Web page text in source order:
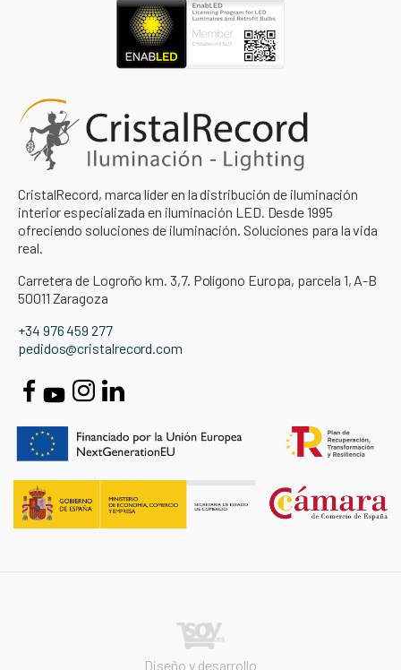
CristalRecord, marca líder en la distribución de iluminación
interior especializada en iluminación LED. Desde 1995
ofreciendo soluciones de iluminación. Soluciones para la vida
real.
Carretera de Logroño km. 3,7. Polígono Europa, parcela 1, A-B
50011 Zaragoza
+34 976 459 277
pedidos@cristalrecord.com
Diseño y desarrollo